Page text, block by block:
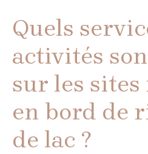
Quels
activités
sur les
en bord de
de lac ?